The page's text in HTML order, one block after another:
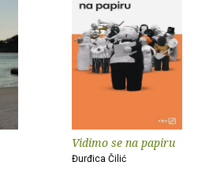
Vidimo se na papiru
Đurđica Čilić